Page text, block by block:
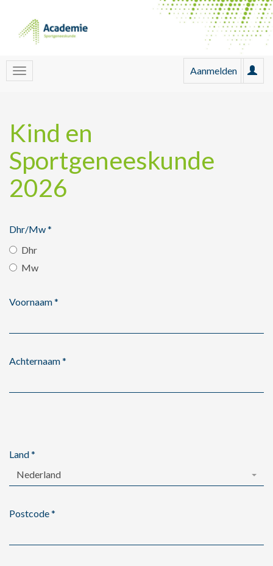
Aanmelden
Kind en
Sportgeneeskunde
2026
Dhr/Mw*
Dhr
Mw
Voornaam*
Achternaam*
Land*
Nederland
Postcode*